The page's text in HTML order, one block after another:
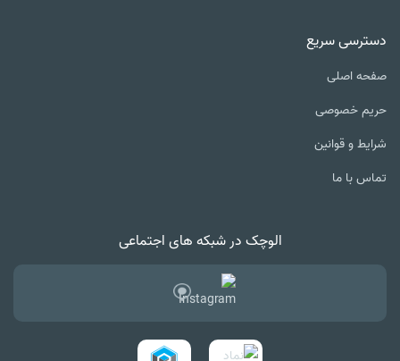
دسترسی سریع
صفحه اصلی
حریم خصوصی
شرایط و قوانین
تماس با ما
الوچک در شبکه های اجتماعی